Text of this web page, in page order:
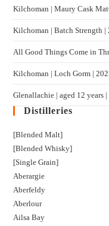
Kilchoman | Maury Cask
Kilchoman | Batch Strength
All Good Things Come in
Kilchoman | Loch Gorm​ |
Glenallachie | aged 12 years
Distilleries
[Blended Malt]
[Blended Whisky]
[Single Grain]
Aberargie
Aberfeldy
Aberlour
Ailsa Bay